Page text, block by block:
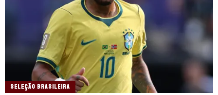
SELEÇÃO BRASILEIRA